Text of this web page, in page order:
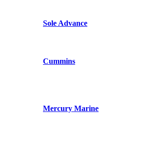
Sole Advance
Cummins
Mercury Marine